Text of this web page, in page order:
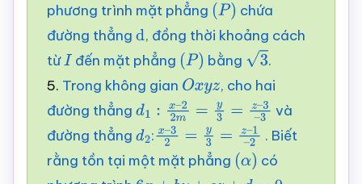
phương trình mặt phẳng (P) chứa
đường thẳng d, đồng thời khoảng cách
từI đến mặt phẳng (P) bằng 3
.
5. Trong không gian Oxyz, cho hai
đường thẳng d1 x –22 m= y3 =z –
3–3
và
đường thẳng d2:x–3 2= y3 =z –1–
2
. Biết
rằng tồn tại một mặt phẳng (α) có